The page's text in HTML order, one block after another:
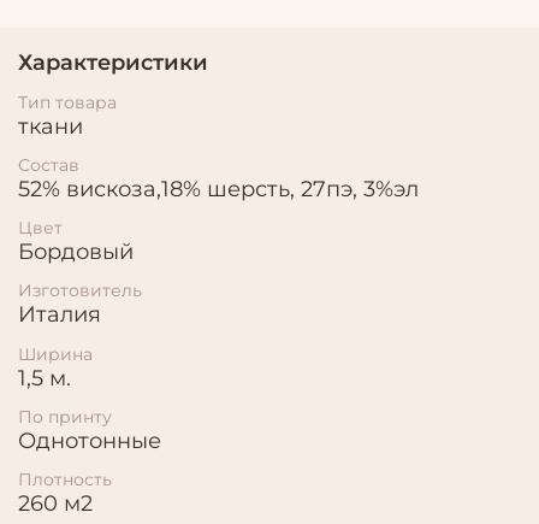
Характеристики
Тип товара
ткани
Состав
52% вискоза,18% шерсть, 27пэ, 3%эл
Цвет
Бордовый
Изготовитель
Италия
Ширина
1,5 м.
По принту
Однотонные
Плотность
260 м2